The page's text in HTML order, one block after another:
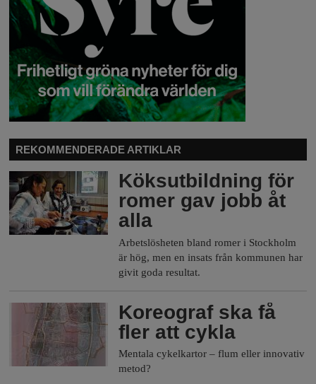
REKOMMENDERADE ARTIKLAR
Köksutbildning för
romer gav jobb åt
alla
Arbetslösheten bland romer i Stockholm
är hög, men en insats från kommunen har
givit goda resultat.
Koreograf ska få
fler att cykla
Mentala cykelkartor – flum eller innovativ
metod?